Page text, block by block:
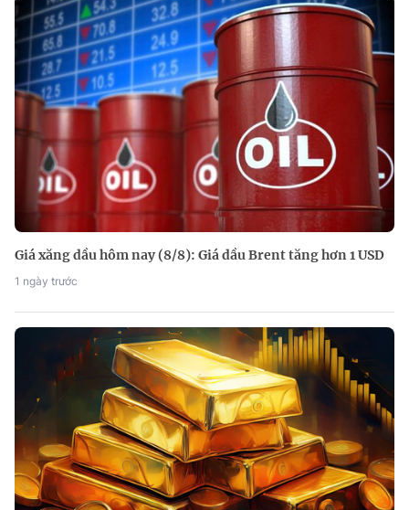
Giá xăng dầu hôm nay (8/8): Giá dầu Brent tăng hơn 1 USD
1 ngày trước